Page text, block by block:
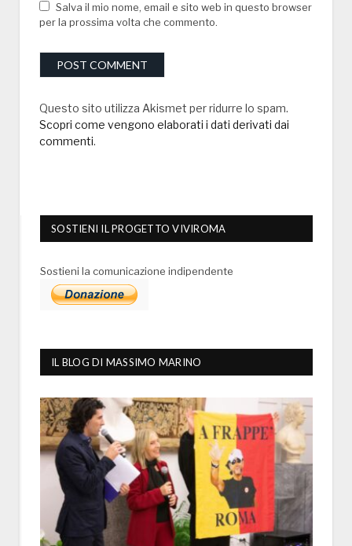
Salva il mio nome, email e sito web in questo browser
per la prossima volta che commento.
Questo sito utilizza Akismet per ridurre lo spam.
Scopri come vengono elaborati i dati derivati dai
commenti.
SOSTIENI IL PROGETTO VIVIROMA
Sostieni la comunicazione indipendente
IL BLOG DI MASSIMO MARINO